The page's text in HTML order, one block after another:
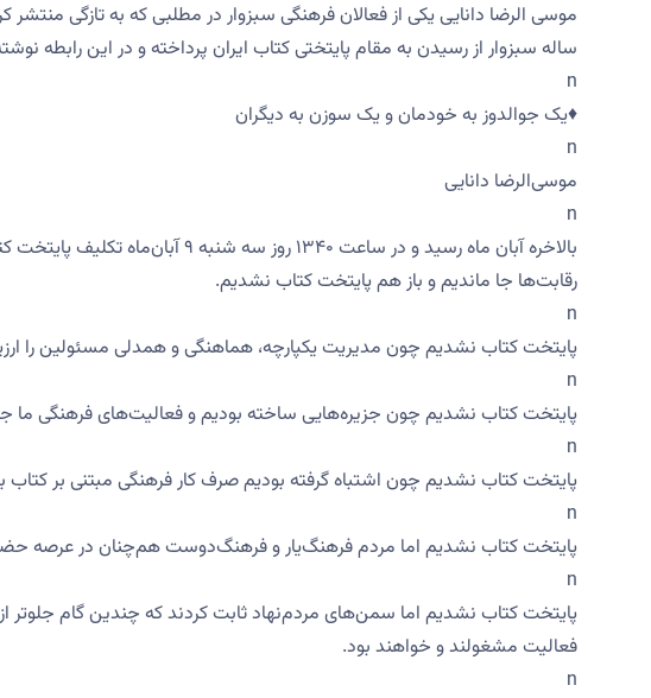
موسی الرضا دانایی یکی از فعالان فرهنگی سبزوار در مطلبی که به تازگی
ساله سبزوار از رسیدن به مقام پایتختی کتاب ایران پرداخته و در این رابطه
n
♦️یک جوالدوز به خودمان و یک سوزن به دیگران
n
موسی‌الرضا دانایی
n
بالاخره آبان ماه رسید و در ساعت
رقابت‌ها جا ماندیم و باز هم پایتخت کتاب نشدیم.
n
پایتخت کتاب نشدیم چون مدیریت یکپارچه، هماهنگی و همدلی مسئولین را
n
پایتخت کتاب نشدیم چون جزیره‌هایی ساخته بودیم و فعالیت‌های فرهنگی ما
n
پایتخت کتاب نشدیم چون اشتباه گرفته بودیم صرف کار فرهنگی مبتنی بر
n
پایتخت کتاب نشدیم اما مردم فرهنگ‌یار و فرهنگ‌دوست هم‌چنان در عرصه
n
پایتخت کتاب نشدیم اما سمن‌های مردم‌نهاد ثابت کردند که چندین گام جلوتر از
فعالیت مشغولند و خواهند بود.
n